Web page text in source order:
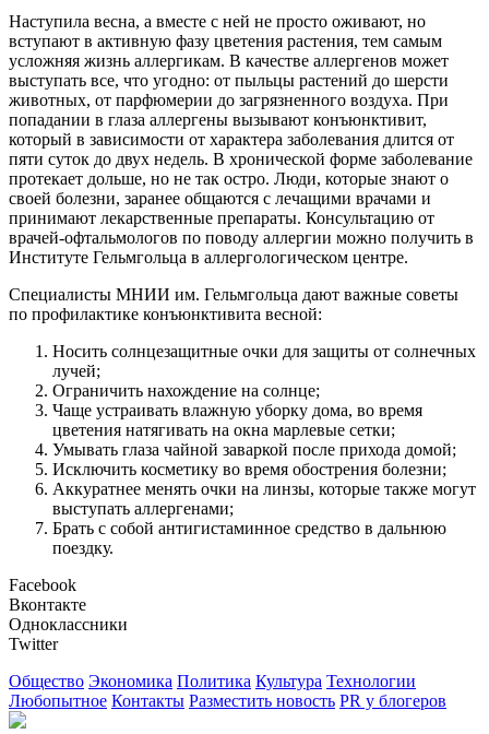
Наступила весна, а вместе с ней не просто оживают, но
вступают в активную фазу цветения растения, тем самым
усложняя жизнь аллергикам. В качестве аллергенов может
выступать все, что угодно: от пыльцы растений до шерсти
животных, от парфюмерии до загрязненного воздуха. При
попадании в глаза аллергены вызывают конъюнктивит,
который в зависимости от характера заболевания длится от
пяти суток до двух недель. В хронической форме заболевание
протекает дольше, но не так остро. Люди, которые знают о
своей болезни, заранее общаются с лечащими врачами и
принимают лекарственные препараты. Консультацию от
врачей-офтальмологов по поводу аллергии можно получить в
Институте Гельмгольца в аллергологическом центре.
Специалисты МНИИ им. Гельмгольца дают важные советы
по профилактике конъюнктивита весной:
Носить солнцезащитные очки для защиты от солнечных
лучей;
Ограничить нахождение на солнце;
Чаще устраивать влажную уборку дома, во время
цветения натягивать на окна марлевые сетки;
Умывать глаза чайной заваркой после прихода домой;
Исключить косметику во время обострения болезни;
Аккуратнее менять очки на линзы, которые также могут
выступать аллергенами;
Брать с собой антигистаминное средство в дальнюю
поездку.
Facebook
Вконтакте
Одноклассники
Twitter
Общество Экономика Политика Культура Технологии
Любопытное Контакты Разместить новость PR у блогеров